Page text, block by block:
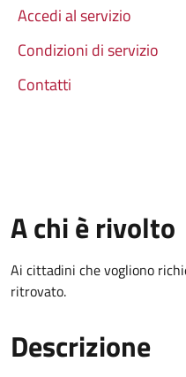
Accedi al servizio
Condizioni di servizio
Contatti
A chi è rivolto
Ai cittadini che vogliono
ritrovato.
Descrizione